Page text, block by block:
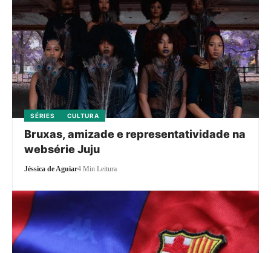
SÉRIES CULTURA
Bruxas, amizade e representatividade na
websérie Juju
Jéssica de Aguiar4 Min Leitura